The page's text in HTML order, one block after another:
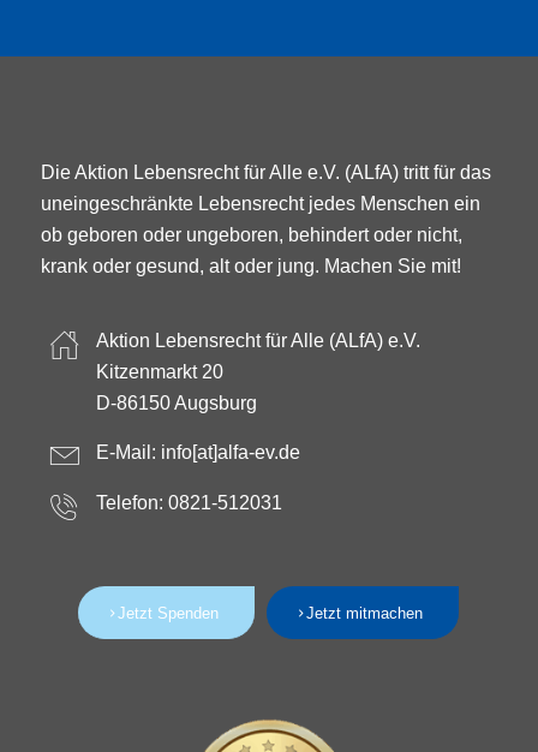
Die Aktion Lebensrecht für Alle e.V. (ALfA) tritt für das
uneingeschränkte Lebensrecht jedes Menschen ein
ob geboren oder ungeboren, behindert oder nicht,
krank oder gesund, alt oder jung. Machen Sie mit!
Aktion Lebensrecht für Alle (ALfA) e.V.
Kitzenmarkt 20
D-86150 Augsburg
E-Mail: info[at]alfa-ev.de
Telefon: 0821-512031
Jetzt Spenden Jetzt mitmachen